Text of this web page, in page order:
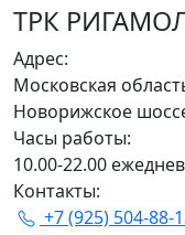
ТРК
Адрес:
Московская
Новорижское
Часы работы:
10.00-22.00
Контакты:
+7 (925) 504-88-